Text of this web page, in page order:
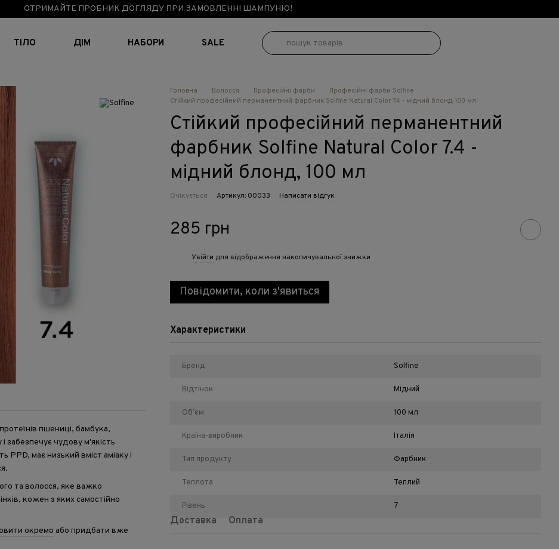
ОТРИМАЙТЕ ПРОБНИК ДОГЛЯДУ ПРИ ЗАМОВЛЕННІ ШАМПУНЮ!
ТІЛО ДІМ НАБОРИ SALE
пшениці, бамбука,
забезпечує чудову м'якість
PPD, має низький вміст аміаку і
та волосся, яке важко
кожен з яких самостійно
окремо або придбати вже
Головна Волосся Професійні фарби
Професійні фарби Solfine
Стійкий професійний перманентний фарбник Solfine Natural Color 7.4 - мідний блонд, 100 мл
Стійкий професійний перманентний
фарбник Solfine Natural Color 7.4 -
мідний блонд, 100 мл
Очікується Артикул: 00033 Написати відгук
285 грн
Увійти для відображення накопичувальної знижки
Повідомити, коли з'явиться
Характеристики
Бренд Solfine
Відтінок Мідний
Обʼєм 100 мл
Країна-виробник Італія
Тип продукту Фарбник
Теплота Теплий
Рівень 7
Доставка Оплата